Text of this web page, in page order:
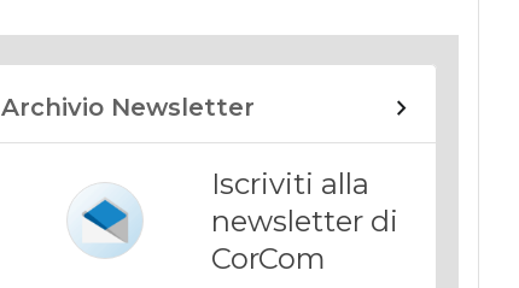
Archivio Newsletter
Iscriviti alla
newsletter di
CorCom